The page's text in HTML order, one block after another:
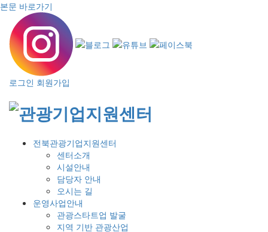
본문 바로가기
로그인 회원가입
전북관광기업지원센터
센터소개
시설안내
담당자 안내
오시는 길
운영사업안내
관광스타트업 발굴
지역 기반 관광산업